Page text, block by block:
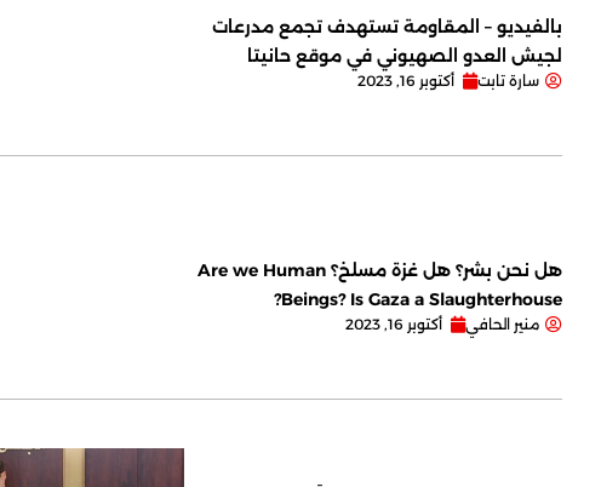
بالفيديو – المقاومة تستهدف تجمع مدرعات
لجيش العدو الصهيوني في موقع حانيتا
سارة تابت أكتوبر 16, 2023
هل نحن بشر؟ هل غزة مسلخ؟ Are we Human
Beings? Is Gaza a Slaughterhouse?
منير الحافي أكتوبر 16, 2023